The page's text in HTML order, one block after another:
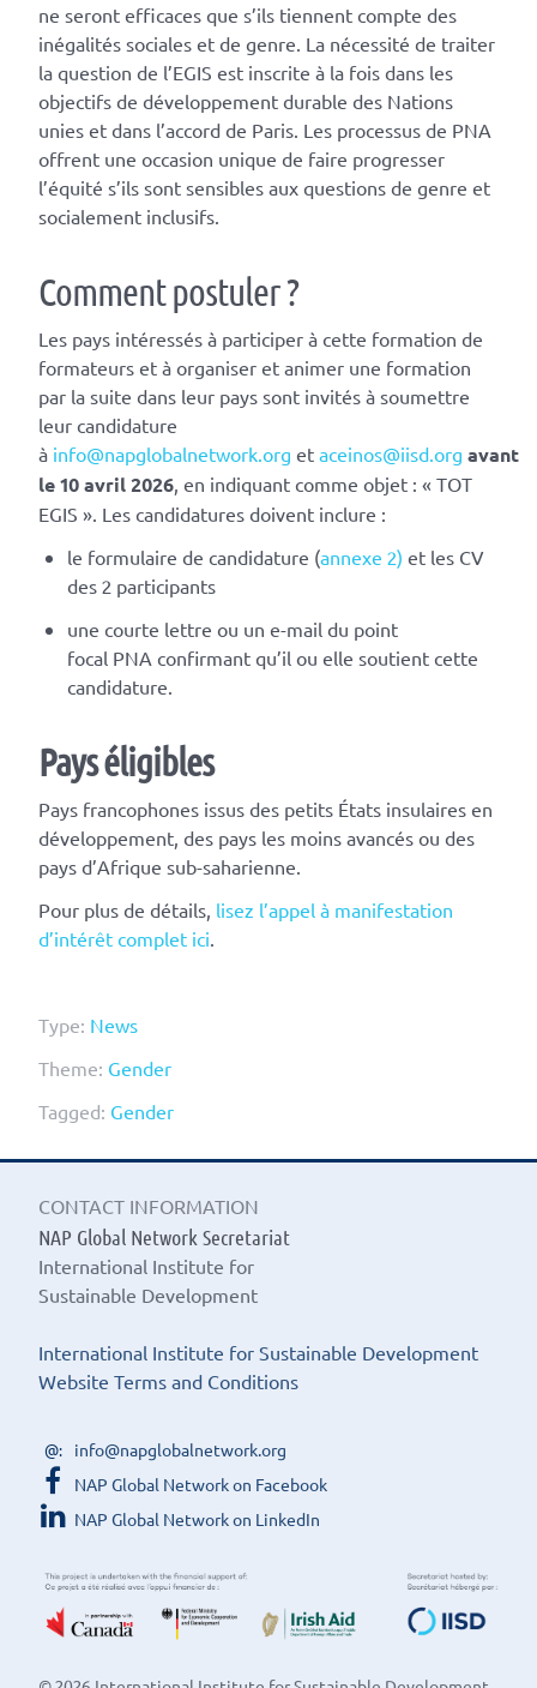
ne seront efficaces que s’ils tiennent compte des
inégalités sociales et de genre. La nécessité de traiter
la question de l’EGIS est inscrite à la fois dans les
objectifs de développement durable des Nations
unies et dans l’accord de Paris. Les processus de PNA
offrent une occasion unique de faire progresser
l’équité s’ils sont sensibles aux questions de genre et
socialement inclusifs.
Comment postuler ?
Les pays intéressés à participer à cette formation de
formateurs et à organiser et animer une formation
par la suite dans leur pays sont invités à soumettre
leur candidature
à info@napglobalnetwork.org et aceinos@iisd.org avant
le 10 avril 2026, en indiquant comme objet : « TOT
EGIS ». Les candidatures doivent inclure :
le formulaire de candidature (annexe 2) et les CV
des 2 participants
une courte lettre ou un e-mail du point
focal PNA confirmant qu’il ou elle soutient cette
candidature.
Pays éligibles
Pays francophones issus des petits États insulaires en
développement, des pays les moins avancés ou des
pays d’Afrique sub-saharienne.
Pour plus de détails, lisez l’appel à manifestation
d’intérêt complet ici.
Type: News
Theme: Gender
Tagged: Gender
CONTACT INFORMATION
NAP Global Network Secretariat
International Institute for
Sustainable Development
International Institute for Sustainable Development
Website Terms and Conditions
info@napglobalnetwork.org
NAP Global Network on Facebook
NAP Global Network on LinkedIn